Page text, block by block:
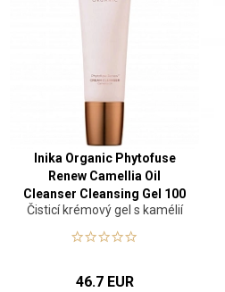
Inika Organic Phytofuse
Renew Camellia Oil
Cleanser Cleansing Gel 100
ml
Čisticí krémový gel s kamélií
46.7 EUR